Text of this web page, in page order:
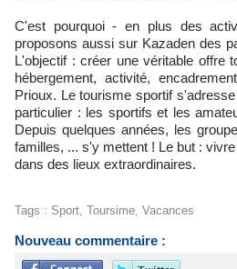
C'est pourquoi - en plus des
proposons aussi sur Kazaden des
L'objectif : créer une véritable offre
hébergement, activité,
Prioux. Le tourisme sportif
particulier : les sportifs et les
Depuis quelques années, les
familles, ... s'y mettent ! Le but :
dans des lieux extraordinaires.
Tags : Sport Toursime Vacances
Nouveau commentaire :